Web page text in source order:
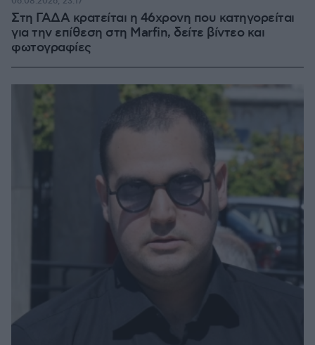
Στη ΓΑΔΑ κρατείται η 46χρονη που κατηγορείται
για την επίθεση στη Marfin, δείτε βίντεο και
φωτογραφίες